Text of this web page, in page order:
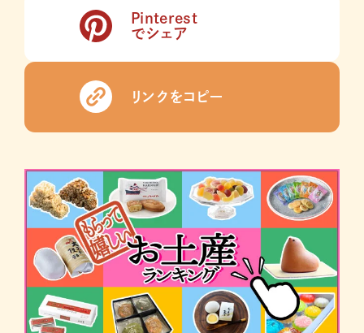
Pinterest
でシェア
リンクをコピー